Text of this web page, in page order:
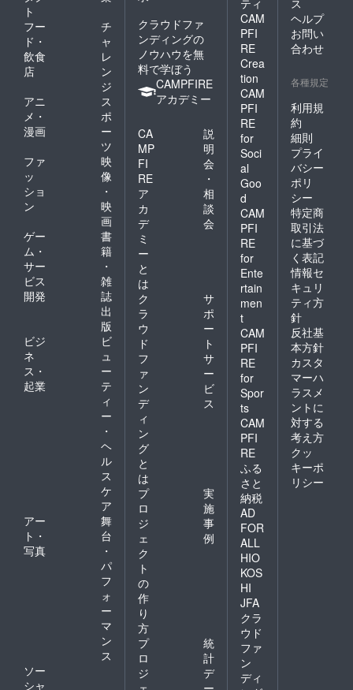
ト
フー
ド・
飲食
店
チ
ャ
レ
ン
ジ
アニ
メ・
漫画
ス
ポ
ー
ツ
ファ
ッ
ショ
ン
映
像
・
映
画
ゲー
ム・
サー
ビス
開発
書
籍
・
雑
誌
出
版
ビジ
ネ
ス・
起業
ビ
ュ
ー
テ
ィ
ー
・
ヘ
ル
ス
ケ
ア
アー
ト・
写真
舞
台
・
パ
フ
ォ
ー
マ
ン
ス
ソー
シャ
クラウドファ
ンディングの
ノウハウを無
料で学ぼう
CAMPFIRE
アカデミー
CA
MP
FI
RE
ア
カ
デ
ミ
ー
と
は
説
明
会
・
相
談
会
ク
ラ
ウ
ド
フ
ァ
ン
デ
ィ
ン
グ
と
は
サ
ポ
ー
ト
サ
ー
ビ
ス
プ
ロ
ジ
ェ
ク
ト
の
作
り
方
実
施
事
例
プ
ロ
ジ
統
計
デ
ティ
CAM
PFI
RE
Crea
tion
CAM
PFI
RE
for
Soci
al
Goo
d
CAM
PFI
RE
for
Ente
rtain
men
t
CAM
PFI
RE
for
Spor
ts
CAM
PFI
RE
ふる
さと
納税
AD
FOR
ALL
HIO
KOS
HI
JFA
クラ
ウド
ファ
ン
ディ
ス
ヘルプ
お問い
合わせ
各種規定
利用規
約
細則
プライ
バシー
ポリ
シー
特定商
取引法
に基づ
く表記
情報セ
キュリ
ティ方
針
反社基
本方針
カスタ
マーハ
ラスメ
ントに
対する
考え方
クッ
キーポ
リシー